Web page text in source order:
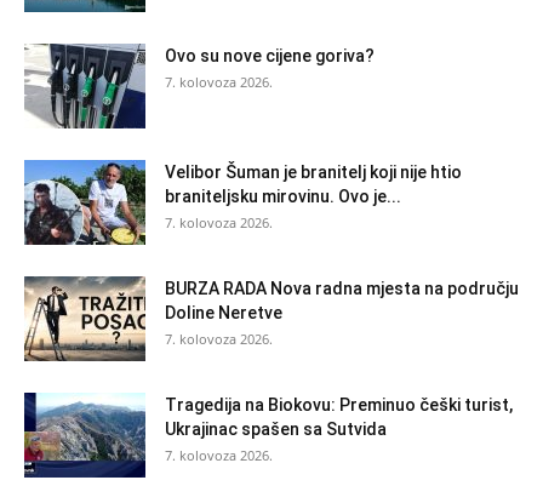
Ovo su nove cijene goriva?
7. kolovoza 2026.
Velibor Šuman je branitelj koji nije htio
braniteljsku mirovinu. Ovo je...
7. kolovoza 2026.
BURZA RADA Nova radna mjesta na području
Doline Neretve
7. kolovoza 2026.
Tragedija na Biokovu: Preminuo češki turist,
Ukrajinac spašen sa Sutvida
7. kolovoza 2026.